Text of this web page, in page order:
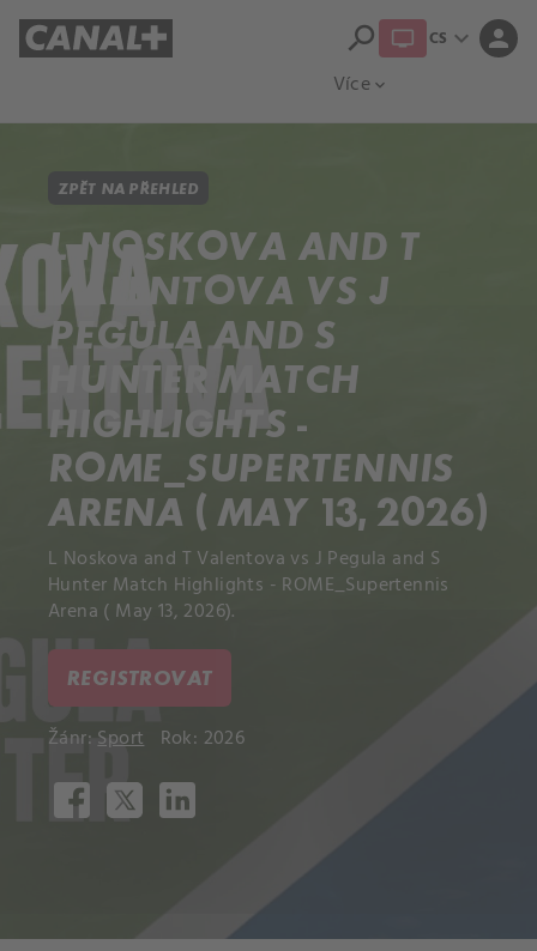
Více expand_more
search CS expand_more person
ZPĚT NA PŘEHLED
L NOSKOVA AND T
VALENTOVA VS J
PEGULA AND S
HUNTER MATCH
HIGHLIGHTS -
ROME_SUPERTENNIS
ARENA ( MAY 13, 2026)
L Noskova and T Valentova vs J Pegula and S
Hunter Match Highlights - ROME_Supertennis
Arena ( May 13, 2026).
REGISTROVAT
Žánr:Sport Rok: 2026